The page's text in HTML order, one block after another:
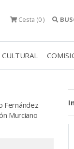
Cesta (0 )
Fernández
Murciano